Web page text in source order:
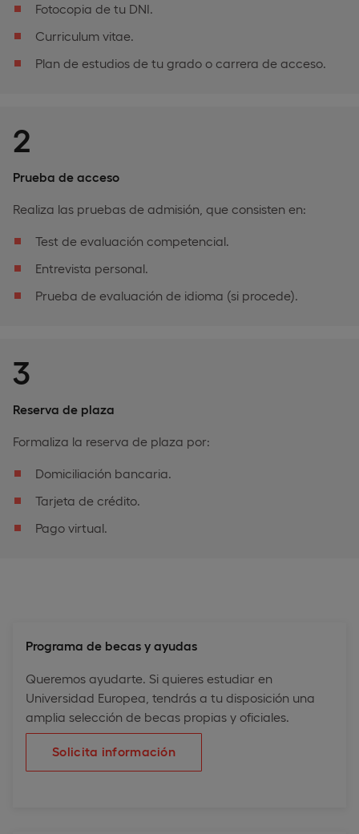
Fotocopia de tu DNI.
Curriculum vitae.
Plan de estudios de tu grado o carrera de acceso.
2
Prueba de acceso
Realiza las pruebas de admisión, que consisten en:
Test de evaluación competencial.
Entrevista personal.
Prueba de evaluación de idioma (si procede).
3
Reserva de plaza
Formaliza la reserva de plaza por:
Domiciliación bancaria.
Tarjeta de crédito.
Pago virtual.
Programa de becas y ayudas
Queremos ayudarte. Si quieres estudiar en
Universidad Europea, tendrás a tu disposición una
amplia selección de becas propias y oficiales.
Solicita información